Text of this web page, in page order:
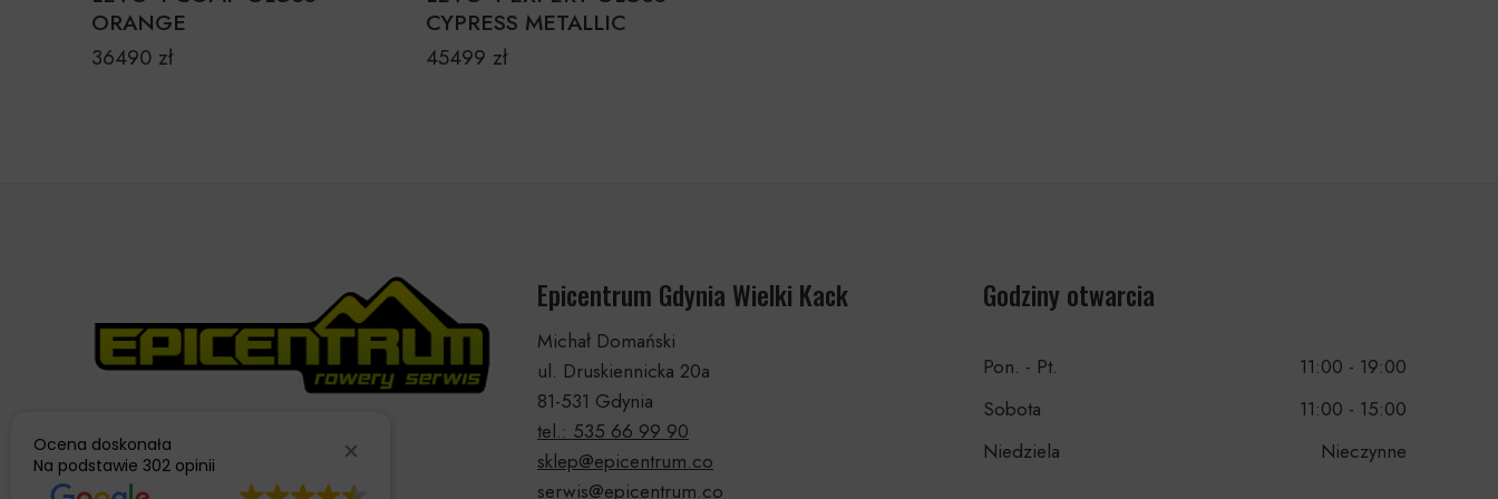
ORANGE
36490 zł
CYPRESS METALLIC
45499 zł
Epicentrum Gdynia Wielki Kack
Michał Domański
ul. Druskiennicka 20a
81-531 Gdynia
tel.: 535 66 99 90
sklep@epicentrum.co
serwis@epicentrum.co
Godziny otwarcia
Pon. - Pt.
11:00 - 19:00
Sobota
11:00 - 15:00
Niedziela
Nieczynne
Ocena doskonała
Na podstawie 302 opinii